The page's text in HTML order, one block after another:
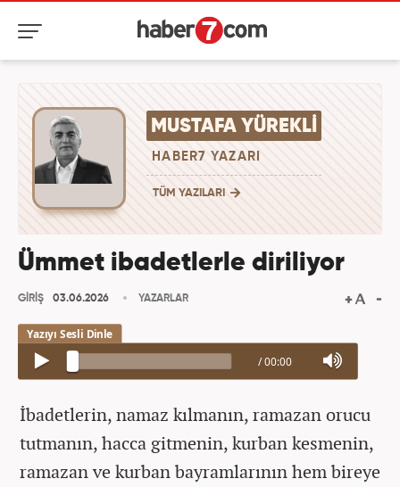
MUSTAFA YÜREKLI
HABER7 YAZARI
TÜM YAZILARI
Ümmet ibadetlerle diriliyor
GİRİŞ 03.06.2026 YAZARLAR
/ 00:00
İbadetlerin, namaz kılmanın, ramazan orucu
tutmanın, hacca gitmenin, kurban kesmenin,
ramazan ve kurban bayramlarının hem bireye